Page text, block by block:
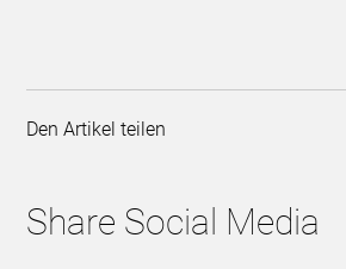
Den Artikel teilen
Share Social Media